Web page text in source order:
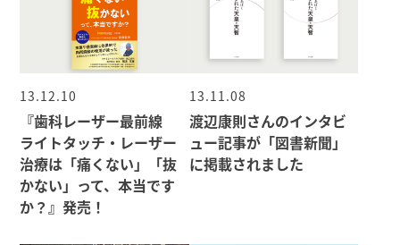
13.12.10
『歯科レーザー最前線
ライトタッチ・レーザー
治療は「痛くない」「抜
かない」って、本当です
か？』発売！
13.11.08
渡辺康則さんのインタビ
ュー記事が「図書新聞」
に掲載されました